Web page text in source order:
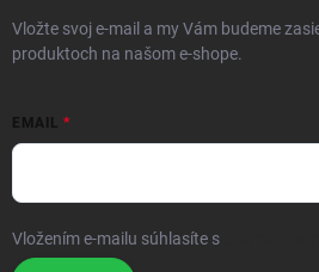
Vložte svoj e-mail a my Vám budeme
produktoch na našom e-shope.
EMAIL
Vložením e-mailu súhlasíte s